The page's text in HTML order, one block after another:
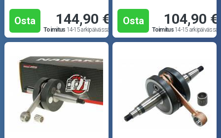
Osta 144,90 €
Toimitus 14-15 arkipäivässä
Osta 104,90 €
Toimitus14-15 arkipäivässä